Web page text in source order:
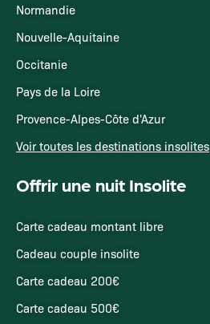
Normandie
Nouvelle-Aquitaine
Occitanie
Pays de la Loire
Provence-Alpes-Côte d'Azur
Voir toutes les destinations insolites
Offrir une nuit Insolite
Carte cadeau montant libre
Cadeau couple insolite
Carte cadeau 200€
Carte cadeau 500€